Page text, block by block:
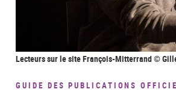
Lecteurs sur le site François-Mitterrand ©
GUIDE DES PUBLICATIONS